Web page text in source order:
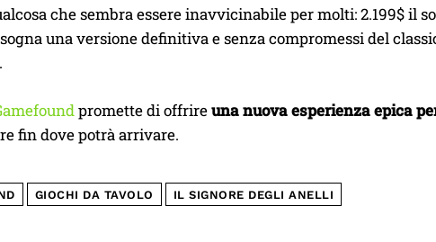
che sembra essere inavvicinabile per molti: 2.199$ il
una versione definitiva e senza compromessi del
promette di offrireuna nuova esperienza epica
fin dove potrà arrivare.
GIOCHI DA TAVOLO IL SIGNORE DEGLI ANELLI